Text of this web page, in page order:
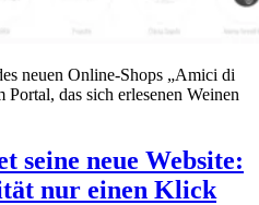
neuen Online-Shops „Amici di
das sich erlesenen Weinen
seine neue Website:
nur einen Klick